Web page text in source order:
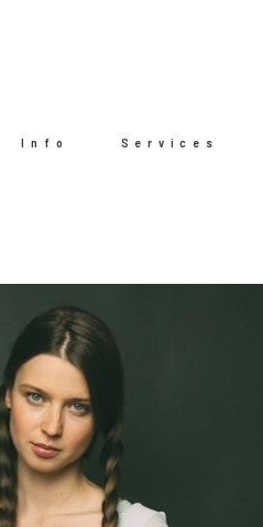
Info Services